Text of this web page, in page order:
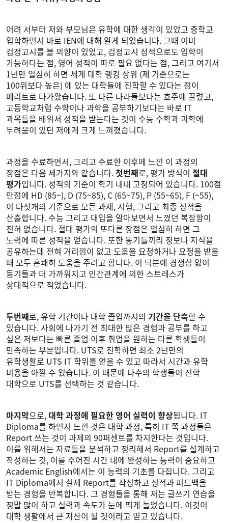
어려 서부터 저와 부모님은 유학에 대한 생각이 있었고 중학교
입학하면서 바로 IEN에 대해 알게 되었습니다. 그때 이미
검정고시를 볼 의향이 있었고, 검정고시 성적으로도 입학이
가능하다는 점, 영어 성적이 따로 필요 없다는 점, 그리고 여기서
1년만 열심히 하면 세계 대학 랭킹 상위 (제 기준으로는
100위보다 높은) 에 있는 대학들에 진학할 수 있다는 점이
메리트로 다가왔습니다. 또 다른 나라들보다는 호주에 끌렸고,
고등학교처럼 수학이나 과학을 공부하기보다는 바로 IT
과목들을 배워서 성적을 받는다는 것이 수능 수학과 과학에
두려움이 있던 저에게 크게 느껴졌습니다.
과정을 수료하면서, 그리고 수료한 이후에 느낀 이 과정의
장점은 다음 세가지와 같습니다.첫번째로, 평가 방식이 절대
평가입니다. 성적의 기준이 학기 내내 고정되어 있습니다. 100점
만점에 HD (85~), D (75~85), C (65~75), P (55~65), F (~55),
이 다섯개의 기준으로 모든 과제, 시험, 그리고 최종 성적을
산출합니다. 수능 그리고 대입을 알아보면서 느꼈던 복잡함이
전혀 없습니다. 절대 평가의 또다른 장점은 열심히 하면 그
노력에 따른 성적을 얻습니다. 또한 동기들끼리 정보나 지식을
공유하는데 전혀 거리낌이 없고 도움을 요청하거나 요청을 받을
때 모두 흔쾌히 도움을 주려고 합니다. 이 덕분에 경쟁심 없이
동기들과 더 가까워지고 인간관계에 의한 스트레스가
상대적으로 적었습니다.
두번째로, 유학 기간이나 대학 졸업까지의 기간을 단축할 수
있습니다. 사회에 나가기 전 최대한 많은 경험과 공부를 하고
싶은 저보다는 빠른 졸업 이후 취업을 원하는 다른 학생들이
만족하는 부분입니다. UTS로 진학하면 최소 2년만의
유학생활로 UTS IT 학위를 얻을 수 있고 따라서 시간과 유학
비용을 아낄 수 있습니다. 이 때문에 다수의 학생들이 진학
대학으로 UTS를 선택하는 것 같습니다.
마지막으로, 대학 과정에 필요한 영어 실력이 향상됩니다. IT
Diploma를 하면서 느낀 것은 대학 과정, 특히 IT 쪽 과정들은
Report 쓰는 것이 과제의 90퍼센트를 차지한다는 것입니다.
이를 위해서는 자료들을 분석하고 정리해서 Report를 설계하고
작성하는 것, 이를 주어진 시간 내에 완성하는 능력이 중요하고
Academic English에서는 이 능력의 기초를 다집니다. 그리고
IT Diploma에서 실제 Report를 작성하고 성적과 피드백을
받는 경험을 반복합니다. 그 경험들을 통해 저는 글쓰기 연습을
정말 많이 하고 실력과 속도가 눈에 띄게 늘었습니다. 이것이
대학 생활에서 큰 자산이 될 것이라고 믿고 있습니다.